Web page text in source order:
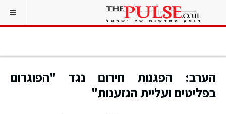
הערב: הפגנות חירום נגד "הפוגרום
בפליטים ועליית הגזענות"